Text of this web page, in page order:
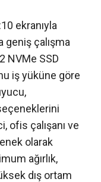
ekranıyla
geniş çalışma
NVMe SSD
iş yüküne göre
ofis çalışanı ve
olarak
ağırlık,
dış ortam